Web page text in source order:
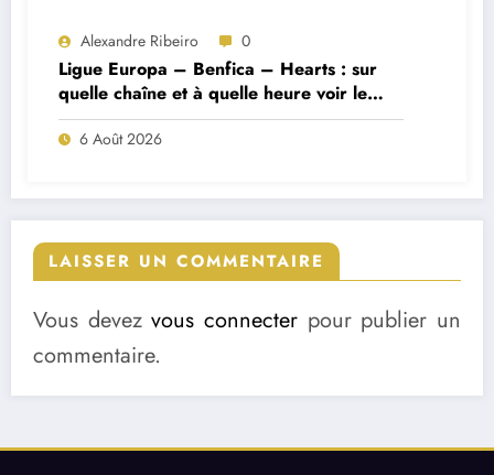
Alexandre Ribeiro 0
Ligue Europa – Benfica – Hearts : sur
quelle chaîne et à quelle heure voir le
match ?
6 Août 2026
LAISSER UN COMMENTAIRE
Vous devezvous connecter pour publier un
commentaire.